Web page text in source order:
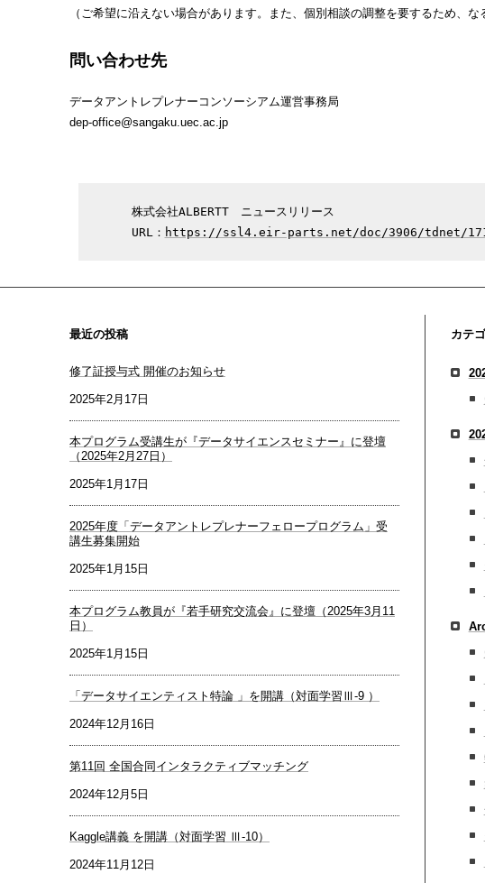
（ご希望に沿えない場合があります。また、個別相談の調整を要するため、
問い合わせ先
データアントレプレナーコンソーシアム運営事務局
dep-office@sangaku.uec.ac.jp
株式会社ALBERTT　ニュースリリース
URL： https://ssl4.eir-parts.net/doc/3906/tdnet/
最近の投稿
修了証授与式 開催のお知らせ
2025年2月17日
本プログラム受講生が『データサイエンスセミナー』に登壇
（2025年2月27日）
2025年1月17日
2025年度「データアントレプレナーフェロープログラム」受
講生募集開始
2025年1月15日
本プログラム教員が『若手研究交流会』に登壇（2025年3月11
日）
2025年1月15日
「データサイエンティスト特論 」を開講（対面学習Ⅲ-9 ）
2024年12月16日
第11回 全国合同インタラクティブマッチング
2024年12月5日
Kaggle講義 を開講（対面学習 Ⅲ-10）
2024年11月12日
カテ